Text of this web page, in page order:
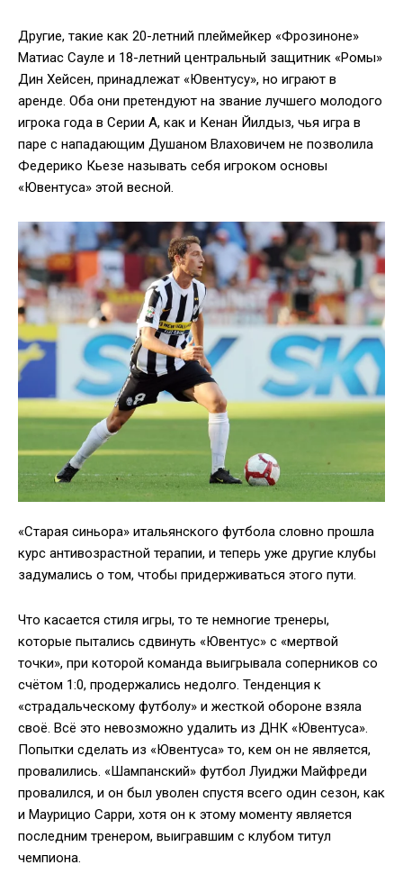
Другие, такие как 20-летний плеймейкер «Фрозиноне»
Матиас Сауле и 18-летний центральный защитник «Ромы»
Дин Хейсен, принадлежат «Ювентусу», но играют в
аренде. Оба они претендуют на звание лучшего молодого
игрока года в Серии А, как и Кенан Йилдыз, чья игра в
паре с нападающим Душаном Влаховичем не позволила
Федерико Кьезе называть себя игроком основы
«Ювентуса» этой весной.
«Старая синьора» итальянского футбола словно прошла
курс антивозрастной терапии, и теперь уже другие клубы
задумались о том, чтобы придерживаться этого пути.
Что касается стиля игры, то те немногие тренеры,
которые пытались сдвинуть «Ювентус» с «мертвой
точки», при которой команда выигрывала соперников со
счётом 1:0, продержались недолго. Тенденция к
«страдальческому футболу» и жесткой обороне взяла
своё. Всё это невозможно удалить из ДНК «Ювентуса».
Попытки сделать из «Ювентуса» то, кем он не является,
провалились. «Шампанский» футбол Луиджи Майфреди
провалился, и он был уволен спустя всего один сезон, как
и Маурицио Сарри, хотя он к этому моменту является
последним тренером, выигравшим с клубом титул
чемпиона.